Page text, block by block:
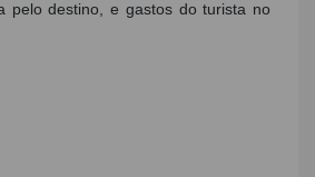
pelo destino, e gastos do turista no